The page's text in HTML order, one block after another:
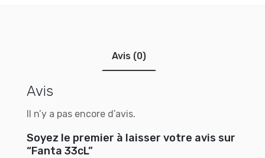
Avis (0)
Avis
Il n’y a pas encore d’avis.
Soyez le premier à laisser votre avis sur
“Fanta 33cL”